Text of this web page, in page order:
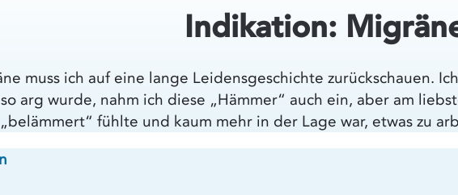
Indikation:
muss ich auf eine lange Leidensgeschichte zurückschauen.
arg wurde, nahm ich diese „Hämmer“ auch ein, aber am
„belämmert“ fühlte und kaum mehr in der Lage war, etwas zu